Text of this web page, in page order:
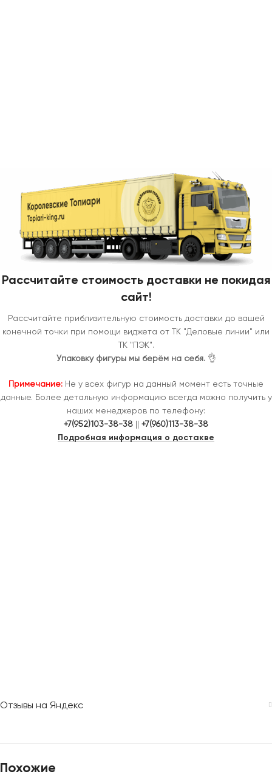
Рассчитайте стоимость доставки не покидая
сайт!
Рассчитайте приблизительную стоимость доставки до вашей
конечной точки при помощи виджета от ТК "Деловые линии" или
ТК "ПЭК".
Упаковку фигуры мы берём на себя.👌
Примечание: Не у всех фигур на данный момент есть точные
данные. Более детальную информацию всегда можно получить у
наших менеджеров по телефону:
+7(952)103-38-38 || +7(960)113-38-38
Подробная информация о достакве
Отзывы на Яндекс
Похожие